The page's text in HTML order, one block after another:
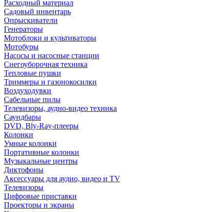
Расходный материал
Садовый инвентарь
Опрыскиватели
Генераторы
Мотоблоки и культиваторы
Мотобуры
Насосы и насосные станции
Снегоуборочная техника
Тепловые пушки
Триммеры и газонокосилки
Воздуходувки
Сабельные пилы
Телевизоры, аудио-видео техника
Саундбары
DVD, Bly-Ray-плееры
Колонки
Умные колонки
Портативные колонки
Музыкальные центры
Диктофоны
Аксессуары для аудио, видео и TV
Телевизоры
Цифровые приставки
Проекторы и экраны